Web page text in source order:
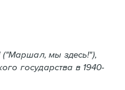
("Маршал, мы здесь!"),
государства в 1940-